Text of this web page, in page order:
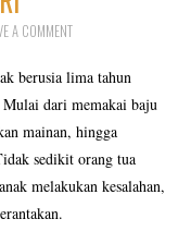
A COMMENT
berusia lima tahun
dari memakai baju
mainan, hingga
sedikit orang tua
melakukan kesalahan,